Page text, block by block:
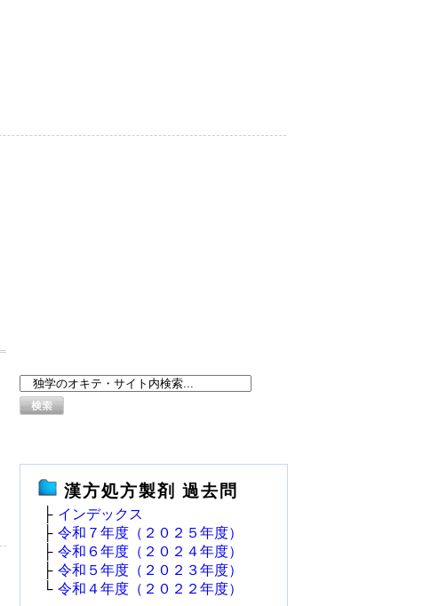
漢方処方製剤 過去問
├ インデックス
├ 令和７年度（２０２５年度）
├ 令和６年度（２０２４年度）
├ 令和５年度（２０２３年度）
└ 令和４年度（２０２２年度）